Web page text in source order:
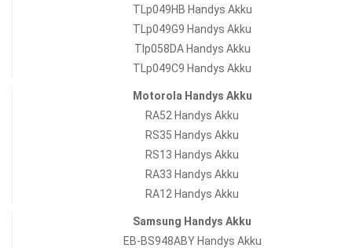
TLp049HB Handys Akku
TLp049G9 Handys Akku
Tlp058DA Handys Akku
TLp049C9 Handys Akku
Motorola Handys Akku
RA52 Handys Akku
RS35 Handys Akku
RS13 Handys Akku
RA33 Handys Akku
RA12 Handys Akku
Samsung Handys Akku
EB-BS948ABY Handys Akku